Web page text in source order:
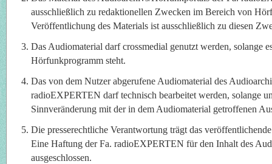
ausschließlich zu redaktionellen Zwecken im Bereich von
Veröffentlichung des Materials ist ausschließlich zu diesen
Das Audiomaterial darf crossmedial genutzt werden, solange
Hörfunkprogramm steht.
Das von dem Nutzer abgerufene Audiomaterial des
radioEXPERTEN darf technisch bearbeitet werden, solange
Sinnveränderung mit der in dem Audiomaterial getroffenen
Die presserechtliche Verantwortung trägt das
Eine Haftung der Fa. radioEXPERTEN für den Inhalt des
ausgeschlossen.